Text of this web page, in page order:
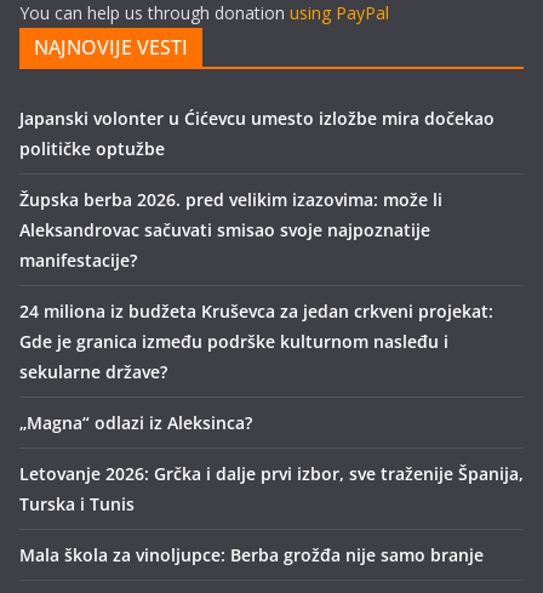
You can help us through donation using PayPal
NAJNOVIJE VESTI
Japanski volonter u Ćićevcu umesto izložbe mira dočekao
političke optužbe
Župska berba 2026. pred velikim izazovima: može li
Aleksandrovac sačuvati smisao svoje najpoznatije
manifestacije?
24 miliona iz budžeta Kruševca za jedan crkveni projekat:
Gde je granica između podrške kulturnom nasleđu i
sekularne države?
„Magna“ odlazi iz Aleksinca?
Letovanje 2026: Grčka i dalje prvi izbor, sve traženije Španija,
Turska i Tunis
Mala škola za vinoljupce: Berba grožđa nije samo branje